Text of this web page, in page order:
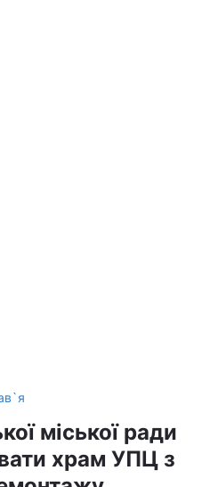
міської ради
храм УПЦ з